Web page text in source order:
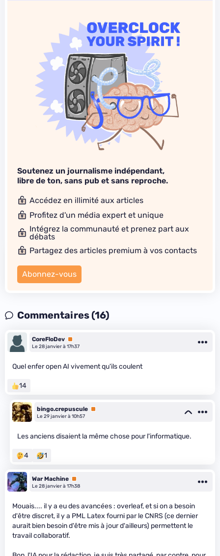
Soutenez un journalisme indépendant,
libre de ton, sans pub et sans reproche.
Accédez en illimité aux articles
Profitez d'un média expert et unique
Intégrez la communauté et prenez part aux
débats
Partagez des articles premium à vos contacts
Abonnez-vous
Commentaires (16)
CoreFloDev Premium
Le 28 janvier à 17h37
Quel enfer open AI vivement qu'ils coulent
14
bingo.crepuscule Premium
Le 29 janvier à 10h57
Les anciens disaient la même chose pour l'informatique.
4 1
War Machine Premium
Le 28 janvier à 17h38
Mouais.... il y a eu des avancées : overleaf, et si on a besoin
d'être discret, il y a PML Latex fourni par le CNRS (ce dernier
aurait bien besoin d'être mis à jour d'ailleurs) permettent le
travail collaboratif.